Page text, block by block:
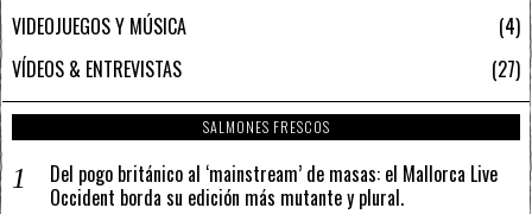
VIDEOJUEGOS Y MÚSICA
4
VÍDEOS & ENTREVISTAS
27
SALMONES FRESCOS
Del pogo británico al ‘mainstream’ de masas: el Mallorca Live
Occident borda su edición más mutante y plural.